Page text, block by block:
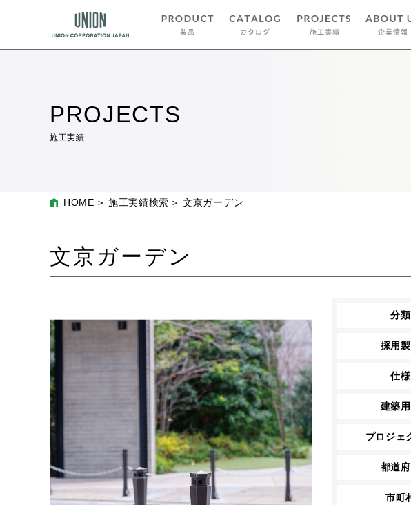
PROJECTS
施工実績
HOME 施工実績検索 文京ガーデン
文京ガーデン
分類
採用
仕様
建築
プロジェ
都道
市町